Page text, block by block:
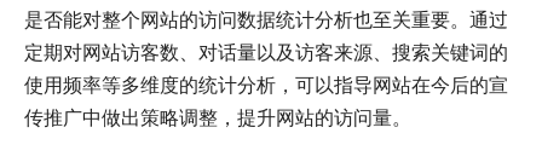
是否能对整个网站的访问数据统计分析也至关重要。通过
定期对网站访客数、对话量以及访客来源、搜索关键词的
使用频率等多维度的统计分析，可以指导网站在今后的宣
传推广中做出策略调整，提升网站的访问量。